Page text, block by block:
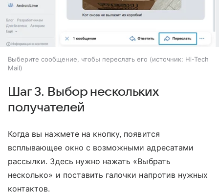
Выберите сообщение, чтобы переслать его источник: Hi-Tech
Mail
Шаг 3. Выбор нескольких
получателей
Когда вы нажмете на кнопку, появится
всплывающее окно с возможными адресатами
рассылки. Здесь нужно нажать «Выбрать
несколько» и поставить галочки напротив нужных
контактов.